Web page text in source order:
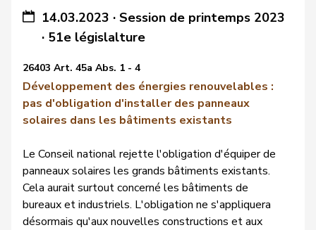
14.03.2023 · Session de printemps 2023
· 51e législalture
26403 Art. 45a Abs. 1 - 4
Développement des énergies renouvelables :
pas d'obligation d'installer des panneaux
solaires dans les bâtiments existants
Le Conseil national rejette l'obligation d'équiper de
panneaux solaires les grands bâtiments existants.
Cela aurait surtout concerné les bâtiments de
bureaux et industriels. L'obligation ne s'appliquera
désormais qu'aux nouvelles constructions et aux